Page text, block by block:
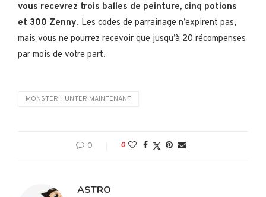
vous recevrez trois balles de peinture, cinq potions
et 300 Zenny. Les codes de parrainage n’expirent pas,
mais vous ne pourrez recevoir que jusqu’à 20 récompenses
par mois de votre part.
MONSTER HUNTER MAINTENANT
0 0
ASTRO